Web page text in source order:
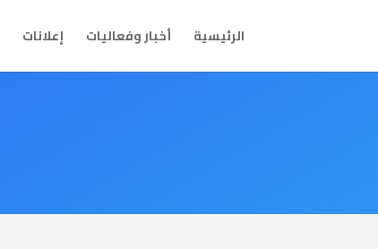
الرئيسية أخبار وفعاليات إعلانات